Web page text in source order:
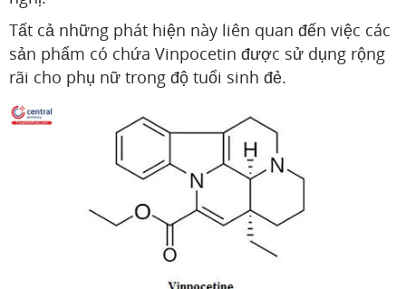
Tất cả những phát hiện này liên quan đến việc các
sản phẩm có chứa Vinpocetin được sử dụng rộng
rãi cho phụ nữ trong độ tuổi sinh đẻ.